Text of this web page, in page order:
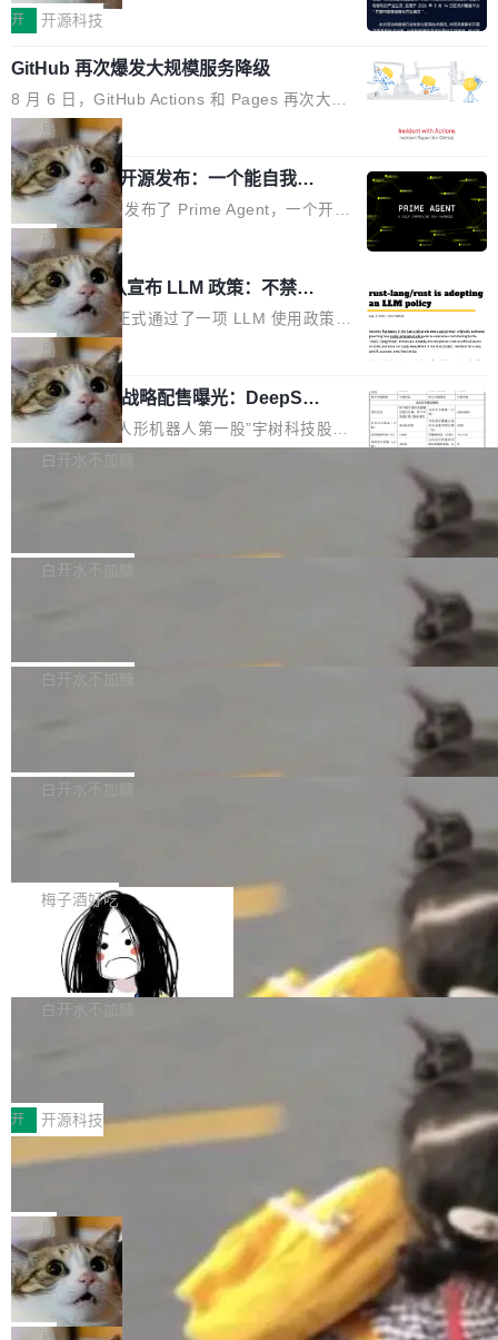
度宣传的。」 这才是真正的痛点。不是所有论文
都有问题，是最吸引眼球的那批论文最有问题。
他引用的帖子来自 Mathew Shen，一位 ICLR 2
026 的读者：「看了篇 ...
认为现代 AI 领域最重要的三个开源项目。 第一
理由很具体。FA 系列不需要解释，但 FA2 是他
认为最重要的一个——复杂度恰到好处，刚好能
驱动你去学 CuTe，但还没被那些"邪恶的" Hopp
er++ 优化所淹没，足够容易修改和适配。 更关
键的是 FA2 的持久性...
单点设备迈向智能化、网联化、协同化发展。作
鸿蒙通过统一技术底座和分布式能力，为不同类
型智能设备的开发、连接与互联提供关键支撑，
也为产业链企业探索产品创新与商业增长打开新
的空间。 8月14日，开源鸿蒙智能硬件开发者日
（OHDD：OpenHarmony Hardware Develope
r Day）将在杭州启航。活动面向智能硬件产业
链企业和开发者，邀请行业专家与资深技术顾
问，围绕开源鸿蒙技术能力、设备适配、芯片适
配、功耗与稳定性调优、兼容性测评及统一互联
等内容展开系统讲解和实战交流，帮助企业进一
步了解开源鸿蒙在智能...
开 开源科技
GitHub 再次爆发大规模服务降级
8 月 6 日，GitHub Actions 和 Pages 再次大规
模服务降级，Actions 完全不可用超过 5 小时，
webhook 停发，连自托管 runner 也因调度层故
障无法工作。Pages、Copilot code review、C
opilot coding agent 全部受影响。从检测到完全
恢复，大约 12 小时。 这是 2026 年 8 月的第六
起事故，其中四起与 AI/Copilot 服务相关。 Git
Hub 员工 kdaigle 在 HN 讨论中贴出了一组数
据：2025 年全年 10 亿次 commit。现在，每周
2.75 亿次，全年预计 140 亿次。GitHub...
局
Prime Agent 开源发布：一个能自我改
进的编程 Agent，ARC-AGI 3 超越人类
专家基线
Prime Intellect 发布了 Prime Agent，一个开源
的编程 Agent Harness，核心设计围绕两个抽
象：Recursive Language Model（RLM）和 C
ontinual Harness。在 ARC-AGI 3 基准测试
上，Prime Agent + Opus 5 的组合达到了 95.
5% RHAE Best@1，超过了 ARC 报告的人类专
家基线 95.4%。 不是又一个 coding agent 包装
器 Prime Agent 的架构和市面上大多数 coding
agent 有本质区别。大多数 agent harness 的设
计是基于早期模型的能力—...
局
Rust 项目团队宣布 LLM 政策：不禁
止，但你要承认哪些代码不是你写的
Rust 语言项目正式通过了一项 LLM 使用政策，
覆盖 rust-lang/rust 单一仓库的代码贡献。这不
是项目级别的官方立场，目前由五个团队采纳，
但它可能是主流开源项目中关于 AI 辅助贡献最
细致的一份规则。 政策的核心只有一句话：LLM
可以用来分析、提炼、审阅、建议，但不能用来
不得生成涉及安全性的关键变更，除非作者本身
局
宇树科技 IPO 战略配售曝光：DeepSe
ek 获配 93.3 万股，锁定 36 个月
8月6日晚间，“人形机器人第一股”宇树科技股份
有限公司披露IPO发行价格及战略配售结果，杭
36个月。 公告显示，本次宇树科技战略配售对
员工参与设立的专项资产管理计划。其中，Dee
获配9...
白开水不加糖
Bug fixes and enhancements 修复多次传递同
一个回归问题，该问题导致拉取镜像时会拒绝包
题，该问题可能导致在旧版 Linux 内核...
白开水不加糖
e 孵化器项目管理委员会（IPMC）投票中获得
P）！这一里程碑不仅标志着 Fluss 迈入新的发
白开水不加糖
长期停止内容更新，未能实现其作为“AI版维基百
提交的编辑请求也长期处于待处理状态。 Groki
pedia 于去年底上线，定位为由人工智能生成内
容的百科平台，被马斯克视为传统众包百科网站
维基百科的替代方案。Lawfare 调查发现，无论
热门页面还是低关注度页面，均未出现近期更
白开水不加糖
是这样的：配 MessageSource 的 Bean、写 R
eloadableResourceBundleMessageSource、
声明 LocaleResolver、注册 LocaleChangeInt
erceptor…五六步之后才能看到第一行翻译文
本。 Solon 换了个方式。整个 i18n 模块围绕三
梅子酒好吃
Apache Doris 4.1 全面增强 Iceberg：
支持 UPDATE、MERGE INTO 与 Iceb
erg V3
Apache Doris 4.1 要补齐的，正是缺失的那一
半。在已有查询能力的基础上，Doris 进一步支
常维护操作，并完整支持 Iceberg V3 格式。
白开水不加糖
村国家自主创新示范区会议中心开幕。本届大会
由中关村智联软件服务业质量创新联盟主办，以
“智构可信·质创未来——AI原生时代的质量新范
式”为主题，直面AI从实验室走向规模化产业落地
的核心质量命题。会上，《2026智能研发生产力
工具选型手册》发布，Testin云测的Testin XAge
nt智能测试系统入选AI测试领域代表产品。对CI
O而言，这提示了一个转变：AI测试正在从效率
工具升级为企业的质量基础设施。 CIO面对的新
开 开源科技
让非法状态不可表示：一篇关于 ADT
有一种东西，一旦用过就回不去了。Alex Fedos
eev 管它叫"软件设计的基石"。 他说的东西不新
鲜——代数数据类型（ADT），尤其是和类型
（sum type）。但他说清楚了一件事：这不是类
型系统的学术体操，是日常编码的思维方式。 文
章从一个简单的例子切入。一个网站的深色主题
局
Cloudflare 开源内部企业 AI 平台 Clou
dflare OS
Cloudflare 发布了一个开源项目 Cloudflare O
S。如果你只看官方博客，你会觉得这是又一